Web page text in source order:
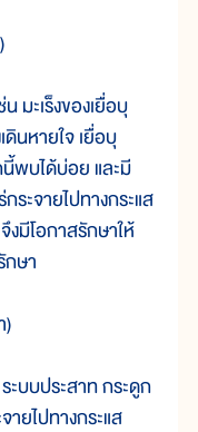
ะเร็งของเยื่อบุ
ดินหายใจ เยื่อบุ
พบได้บ่อย และมี
ะจายไปทางกระแส
งมีโอกาสรักษาให้
กษา
บบประสาท กระดูก
ยไปทางกระแส